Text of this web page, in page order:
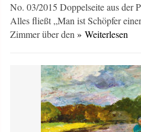
No. 03/2015 Doppelseite aus der
Alles fließt „Man ist Schöpfer
Zimmer über den» Weiterlesen